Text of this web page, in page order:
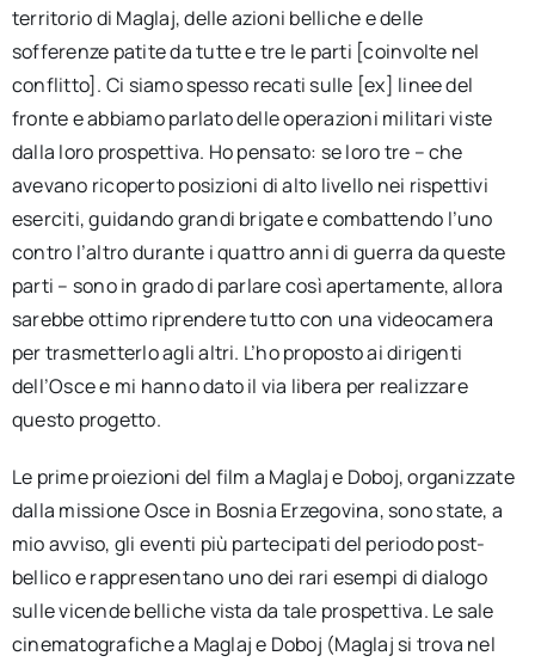
territorio di Maglaj, delle azioni belliche e delle
sofferenze patite da tutte e tre le parti [coinvolte nel
conflitto]. Ci siamo spesso recati sulle [ex] linee del
fronte e abbiamo parlato delle operazioni militari viste
dalla loro prospettiva. Ho pensato: se loro tre – che
avevano ricoperto posizioni di alto livello nei rispettivi
eserciti, guidando grandi brigate e combattendo l’uno
contro l’altro durante i quattro anni di guerra da queste
parti – sono in grado di parlare così apertamente, allora
sarebbe ottimo riprendere tutto con una videocamera
per trasmetterlo agli altri. L’ho proposto ai dirigenti
dell’Osce e mi hanno dato il via libera per realizzare
questo progetto.
Le prime proiezioni del film a Maglaj e Doboj, organizzate
dalla missione Osce in Bosnia Erzegovina, sono state, a
mio avviso, gli eventi più partecipati del periodo post-
bellico e rappresentano uno dei rari esempi di dialogo
sulle vicende belliche vista da tale prospettiva. Le sale
cinematografiche a Maglaj e Doboj (Maglaj si trova nel